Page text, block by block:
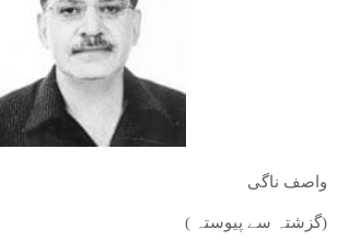
واصف ناگی
(گزشتہ سے پیوستہ )